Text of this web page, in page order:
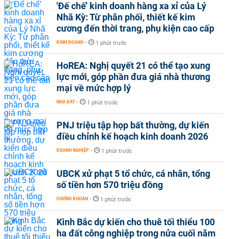
'Đế chế’ kinh doanh hàng xa xỉ của Lý
Nhã Kỳ: Từ phân phối, thiết kế kim
cương đến thời trang, phụ kiện cao cấp
KINH DOANH - 1 phút trước
HoREA: Nghị quyết 21 có thể tạo xung
lực mới, góp phần đưa giá nhà thương
mại về mức hợp lý
NHÀ ĐẤT - 1 phút trước
PNJ triệu tập họp bất thường, dự kiến
điều chỉnh kế hoạch kinh doanh 2026
DOANH NGHIỆP - 1 phút trước
UBCK xử phạt 5 tổ chức, cá nhân, tổng
số tiền hơn 570 triệu đồng
CHỨNG KHOÁN - 1 phút trước
Kinh Bắc dự kiến cho thuê tối thiểu 100
ha đất công nghiệp trong nửa cuối năm